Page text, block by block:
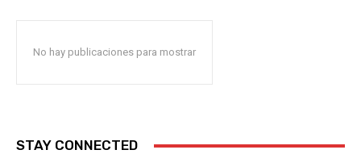
No hay publicaciones para mostrar
STAY CONNECTED